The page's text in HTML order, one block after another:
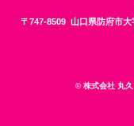
〒747-8509 山口県防府市
© 株式会社 丸